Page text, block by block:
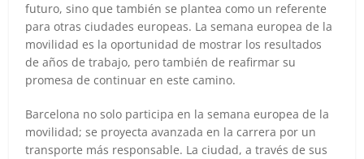
futuro, sino que también se plantea como un referente
para otras ciudades europeas. La semana europea de la
movilidad es la oportunidad de mostrar los resultados
de años de trabajo, pero también de reafirmar su
promesa de continuar en este camino.
Barcelona no solo participa en la semana europea de la
movilidad; se proyecta avanzada en la carrera por un
transporte más responsable. La ciudad, a través de sus